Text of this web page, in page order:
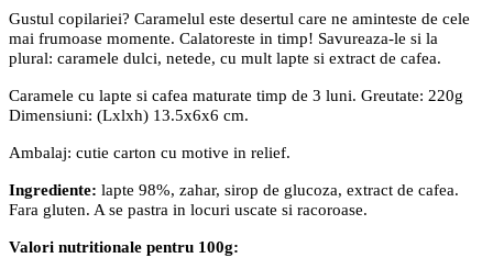
Gustul copilariei? Caramelul este desertul care ne aminteste de cele
mai frumoase momente. Calatoreste in timp! Savureaza-le si la
plural: caramele dulci, netede, cu mult lapte si extract de cafea.
Caramele cu lapte si cafea maturate timp de 3 luni. Greutate: 220g
Dimensiuni: (Lxlxh) 13.5x6x6 cm.
Ambalaj: cutie carton cu motive in relief.
Ingrediente: lapte 98%, zahar, sirop de glucoza, extract de cafea.
Fara gluten. A se pastra in locuri uscate si racoroase.
Valori nutritionale pentru 100g: